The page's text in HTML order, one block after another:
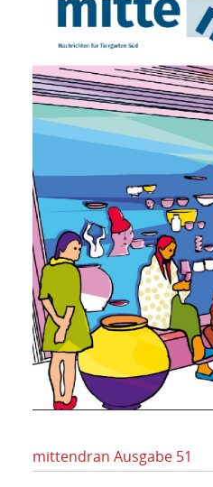
mittendran Ausgabe 51